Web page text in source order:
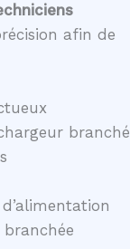
afin de
branché